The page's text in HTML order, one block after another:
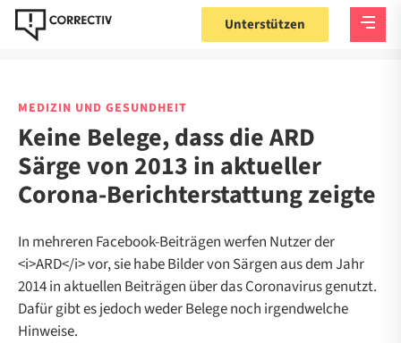
Unterstützen
MEDIZIN UND GESUNDHEIT
Keine Belege, dass die ARD
Särge von 2013 in aktueller
Corona-Berichterstattung zeigte
In mehreren Facebook-Beiträgen werfen Nutzer der
<i>ARD</i> vor, sie habe Bilder von Särgen aus dem Jahr
2014 in aktuellen Beiträgen über das Coronavirus genutzt.
Dafür gibt es jedoch weder Belege noch irgendwelche
Hinweise.